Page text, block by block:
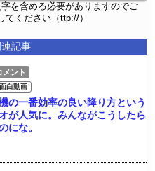
を含める必要がありますのでご
ください（ttp://）
記事
メント
面白動画
の一番効率の良い降り方という
が人気に。みんながこうしたら
にな。